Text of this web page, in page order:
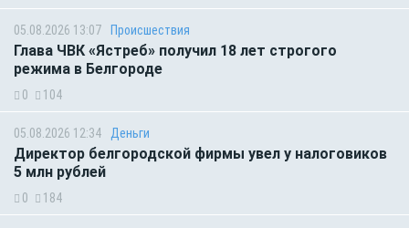
05.08.2026 13:07 Происшествия
Глава ЧВК «Ястреб» получил 18 лет строгого
режима в Белгороде
0 104
05.08.2026 12:34 Деньги
Директор белгородской фирмы увел у налоговиков
5 млн рублей
0 184